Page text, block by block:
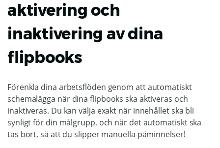
aktivering och
inaktivering av dina
flipbooks
Förenkla dina arbetsflöden genom att automatiskt
schemalägga när dina flipbooks ska aktiveras och
inaktiveras. Du kan välja exakt när innehållet ska bli
synligt för din målgrupp, och när det automatiskt ska
tas bort, så att du slipper manuella påminnelser!